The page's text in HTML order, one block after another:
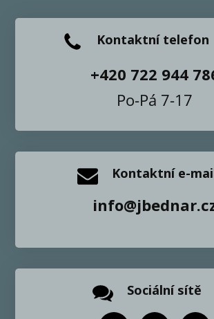
Kontaktní telefon
+420 722 944
Po-Pá 7-17
Kontaktní e-
Sociální sítě